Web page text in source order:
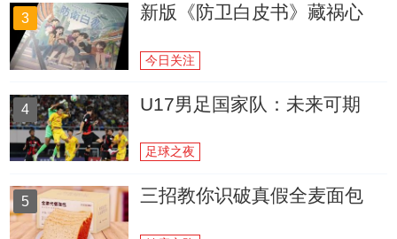
3 新版《防卫白皮书》藏祸心
今日关注
4 U17男足国家队：未来可期
足球之夜
5 三招教你识破真假全麦面包